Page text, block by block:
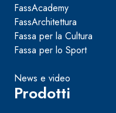
FassAcademy
FassArchitettura
Fassa per la Cultura
Fassa per lo Sport
News e video
Prodotti